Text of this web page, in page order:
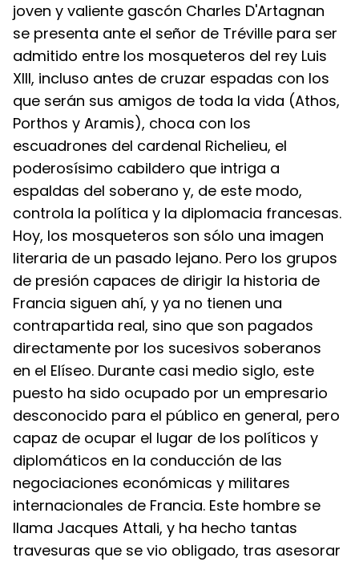
joven y valiente gascón Charles D'Artagnan
se presenta ante el señor de Tréville para ser
admitido entre los mosqueteros del rey Luis
XIII, incluso antes de cruzar espadas con los
que serán sus amigos de toda la vida (Athos,
Porthos y Aramis), choca con los
escuadrones del cardenal Richelieu, el
poderosísimo cabildero que intriga a
espaldas del soberano y, de este modo,
controla la política y la diplomacia francesas.
Hoy, los mosqueteros son sólo una imagen
literaria de un pasado lejano. Pero los grupos
de presión capaces de dirigir la historia de
Francia siguen ahí, y ya no tienen una
contrapartida real, sino que son pagados
directamente por los sucesivos soberanos
en el Elíseo. Durante casi medio siglo, este
puesto ha sido ocupado por un empresario
desconocido para el público en general, pero
capaz de ocupar el lugar de los políticos y
diplomáticos en la conducción de las
negociaciones económicas y militares
internacionales de Francia. Este hombre se
llama Jacques Attali, y ha hecho tantas
travesuras que se vio obligado, tras asesorar